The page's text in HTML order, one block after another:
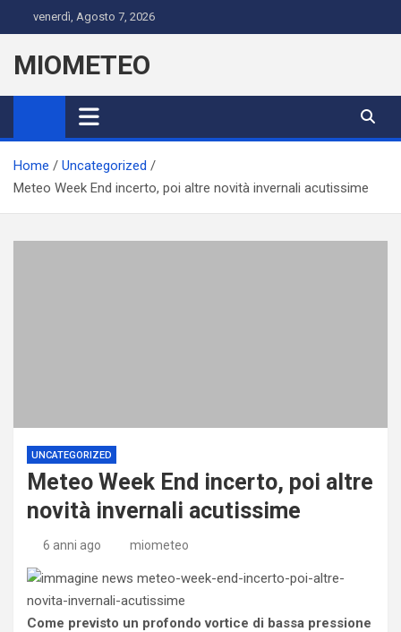
to
content
venerdì, Agosto 7, 2026
MIOMETEO
Home
Uncategorized
Meteo Week End incerto, poi altre novità invernali acutissime
UNCATEGORIZED
Meteo Week End incerto, poi altre
novità invernali acutissime
6 anni ago miometeo
Come previsto un profondo vortice di bassa pressione